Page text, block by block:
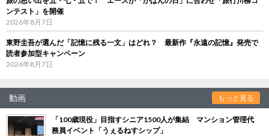
ンテスト」を開催
2026年8月7日
東野圭吾が選んだ「記憶に残る一文」はどれ？ 最新作『永遠の記憶』発売で
読者参加型キャンペーン
2026年8月7日
動画 もっと見る
「100歳現役」目指すシニア1500人が集結 マンション管理代
務員イベント「うぇるねすシップ」